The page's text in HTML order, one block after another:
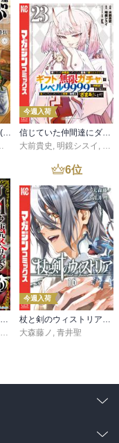
異世界居酒屋「のぶ」(22)
,転
今週入荷
信じていた仲間達にダンジョン奥地で殺されかけたがギフト『無限ガチャ』でレベル９９９９の仲間達を手に入れて元パーティーメンバーと世界に復讐＆『ざまぁ！』します！（２３）
大前貴史 , 明鏡シスイ , ｔ
町人Ａは悪役令嬢をどうしても救いたい ～どぶと空と氷の姫君～１０【電子書店共通特典イラスト付】
Parum
6位
今週入荷
杖と剣のウィストリア（１６）
大森藤ノ , 青井聖